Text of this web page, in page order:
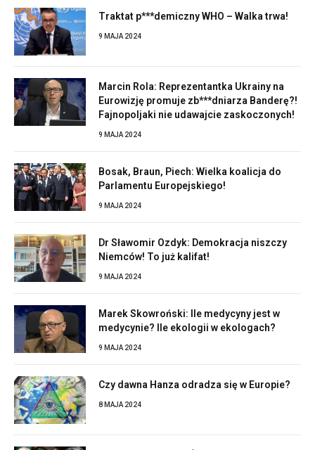
Traktat p***demiczny WHO – Walka trwa!
9 MAJA 2024
Marcin Rola: Reprezentantka Ukrainy na
Eurowizję promuje zb***dniarza Banderę?!
Fajnopoljaki nie udawajcie zaskoczonych!
9 MAJA 2024
Bosak, Braun, Piech: Wielka koalicja do
Parlamentu Europejskiego!
9 MAJA 2024
Dr Sławomir Ozdyk: Demokracja niszczy
Niemców! To już kalifat!
9 MAJA 2024
Marek Skowroński: Ile medycyny jest w
medycynie? Ile ekologii w ekologach?
9 MAJA 2024
Czy dawna Hanza odradza się w Europie?
8 MAJA 2024